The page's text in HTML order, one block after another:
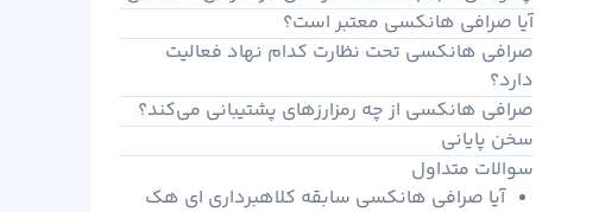
آیا صرافی هانکسی معتبر است؟
صرافی هانکسی تحت نظارت کدام نهاد فعالیت
دارد؟
صرافی هانکسی از چه رمزارزهای پشتیبانی می‌کند؟
سخن پایانی
سوالات متداول
آیا صرافی هانکسی سابقه کلاهبرداری ای هک